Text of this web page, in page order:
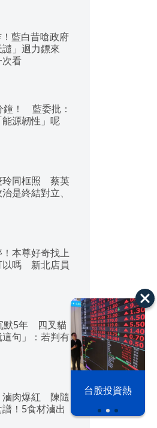
漢光42演習 台股投資熱
藍白昔嗆政府
」迴力鏢來
看
鐘！ 藍委批：
源韌性」呢
玲同框照 蔡英
是終結對立、
本尊好奇找上
以嗎 新北店員
默5年 四叉貓
句」：若判有
滷肉爆紅 陳隨
！5食材滷出